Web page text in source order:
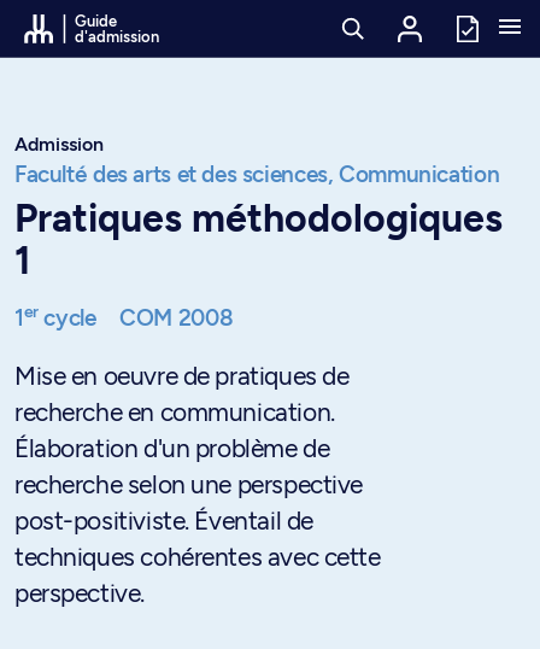
Passer au contenu
Guide
d'admission
Admission
Faculté des arts et des sciences, Communication
Pratiques méthodologiques
1
1ercycle COM 2008
Mise en oeuvre de pratiques de
recherche en communication.
Élaboration d'un problème de
recherche selon une perspective
post-positiviste. Éventail de
techniques cohérentes avec cette
perspective.